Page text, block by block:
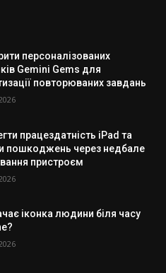
персоналізованих
Gemini Gems для
повторюваних завдань
працездатність iPad та
пошкоджень через недбале
пристроєм
іконка людини біля часу